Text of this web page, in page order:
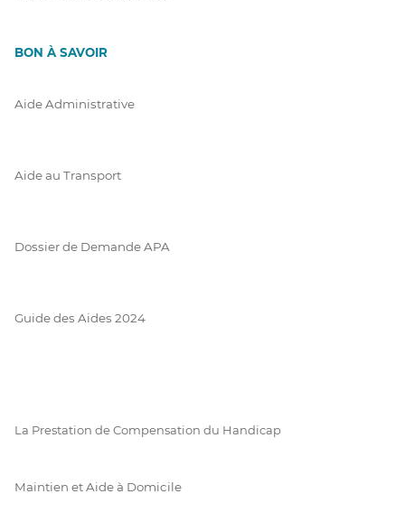
BON À SAVOIR
Aide Administrative
Aide au Transport
Dossier de Demande APA
Guide des Aides 2024
La Prestation de Compensation du Handicap
Maintien et Aide à Domicile